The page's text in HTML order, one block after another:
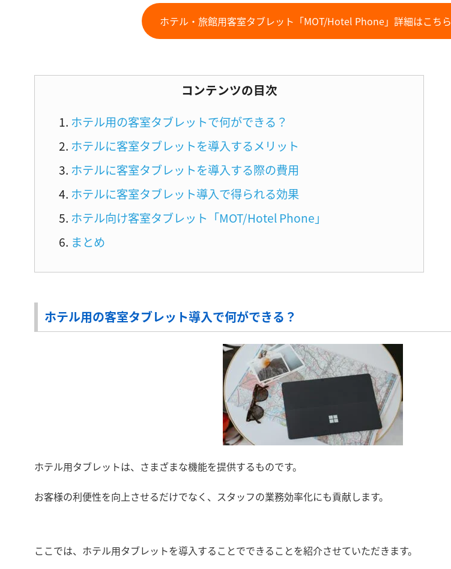
ホテル・旅館用客室タブレット「MOT/Hotel Phone」詳細はこちら
コンテンツの目次
ホテル用の客室タブレットで何ができる？
ホテルに客室タブレットを導入するメリット
ホテルに客室タブレットを導入する際の費用
ホテルに客室タブレット導入で得られる効果
ホテル向け客室タブレット「MOT/Hotel Phone」
まとめ
ホテル用の客室タブレット導入で何ができる？
ホテル用タブレットは、さまざまな機能を提供するものです。
お客様の利便性を向上させるだけでなく、スタッフの業務効率化にも貢献します。
ここでは、ホテル用タブレットを導入することでできることを紹介させていただきます。